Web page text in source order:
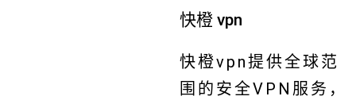
快橙 vpn
快橙vpn提供全球范
围的安全VPN服务，